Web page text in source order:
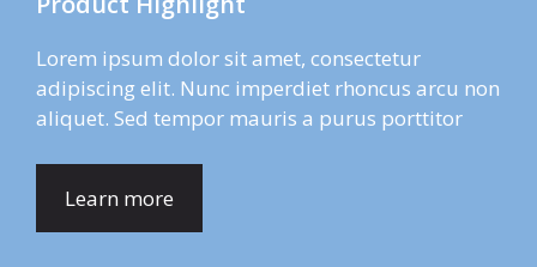
Lorem ipsum dolor sit amet, consectetur
adipiscing elit. Nunc imperdiet rhoncus arcu non
aliquet. Sed tempor mauris a purus porttitor
Learn more